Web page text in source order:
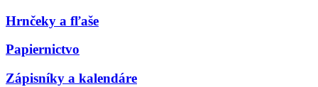
Hrnčeky a fľaše
Papiernictvo
Zápisníky a kalendáre